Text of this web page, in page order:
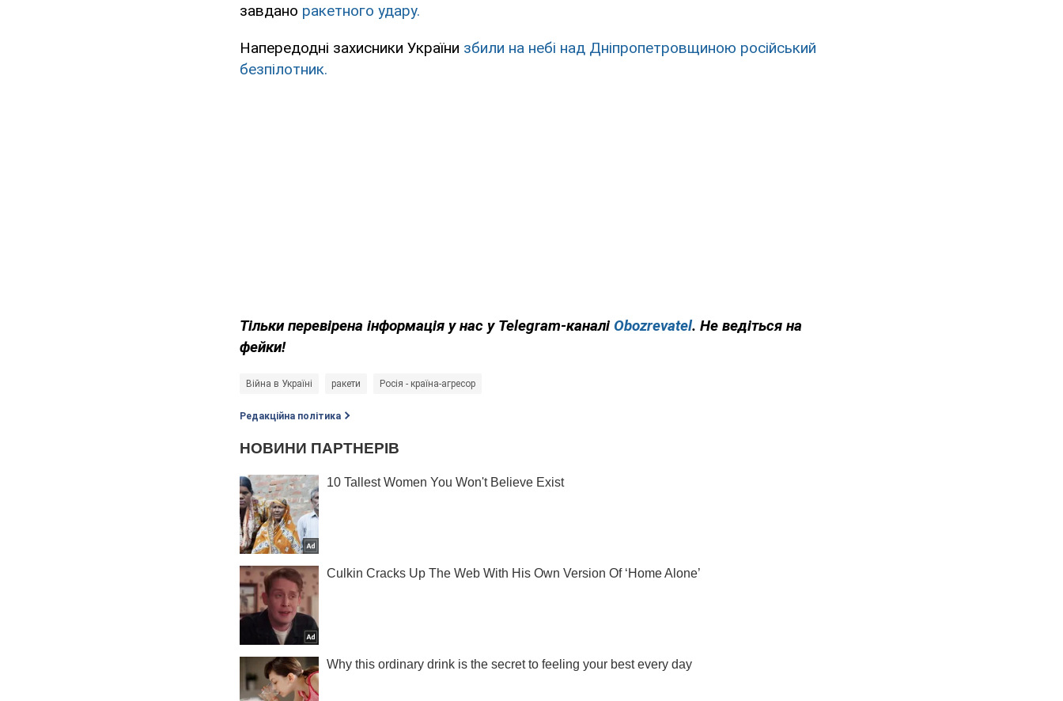
завдано ракетного удару.
Напередодні захисники України збили на небі над Дніпропетровщиною російський
безпілотник.
Тільки перевірена інформація у нас у Telegram-каналі Obozrevatel. Не ведіться на
фейки!
Війна в Україні ракети Росія - країна-агресор
Редакційна політика